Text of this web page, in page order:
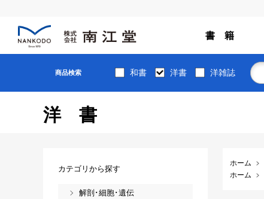
書 籍
商品検索 和書 洋書 洋雑誌
洋書
ホーム
ホーム
カテゴリから探す
解剖･細胞･遺伝